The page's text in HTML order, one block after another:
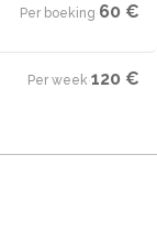
Per boeking·60 €
Per week·120 €